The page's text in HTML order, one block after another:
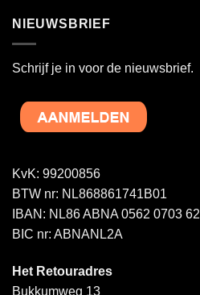
NIEUWSBRIEF
Schrijf je in voor de nieuwsbrief.
KvK: 99200856
BTW nr: NL868861741B01
IBAN: NL86 ABNA 0562 0703 62
BIC nr: ABNANL2A
Het Retouradres
Bukkumweg 13